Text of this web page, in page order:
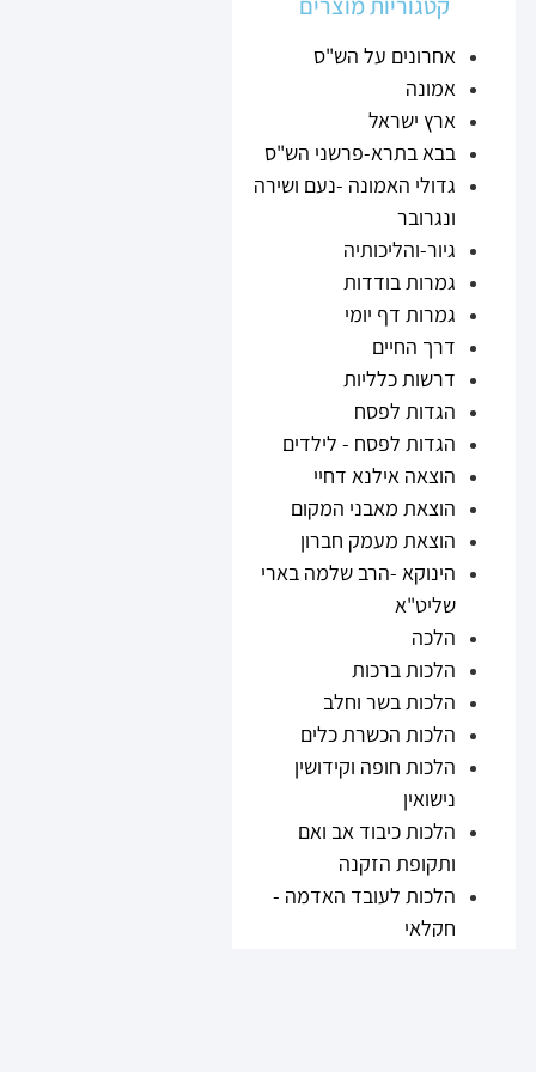
אחרונים על הש"ס
אמונה
ארץ ישראל
בבא בתרא-פרשני הש"ס
גדולי האמונה -נעם ושירה
ונגרובר
גיור-והליכותיה
גמרות בודדות
גמרות דף יומי
דרך החיים
דרשות כלליות
הגדות לפסח
הגדות לפסח - לילדים
הוצאה אילנא דחיי
הוצאת מאבני המקום
הוצאת מעמק חברון
הינוקא -הרב שלמה בארי
שליט"א
הלכה
הלכות ברכות
הלכות בשר וחלב
הלכות הכשרת כלים
הלכות חופה וקידושין
נישואין
הלכות כיבוד אב ואם
ותקופת הזקנה
הלכות לעובד האדמה -
חקלאי